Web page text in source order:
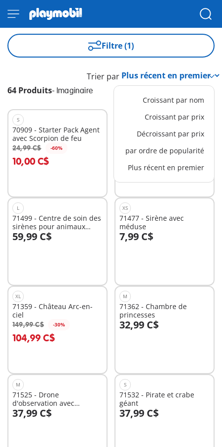
Filtre (1)
64 Produits- Imaginaire
Trier par
Croissant par nom
Croissant par prix
Décroissant par prix
par ordre de popularité
Plus récent en premier
S
70909 - Starter Pack Agent
avec Scorpion de feu
24,99 C$ -60%
10,00 C$
Au panier
71503 - Sirène avec
pieuvre
19,99 C$
Au panier
L
71499 - Centre de soin des
sirènes pour animaux
marins
59,99 C$
Au panier
XS
71477 - Sirène avec
méduse
7,99 C$
Au panier
XL
71359 - Château Arc-en-
ciel
149,99 C$ -30%
104,99 C$
Au panier
M
71362 - Chambre de
princesses
32,99 C$
Au panier
M
71525 - Drone
d'observation avec
dimorphodon
37,99 C$
Au panier
S
71532 - Pirate et crabe
géant
37,99 C$
Au panier